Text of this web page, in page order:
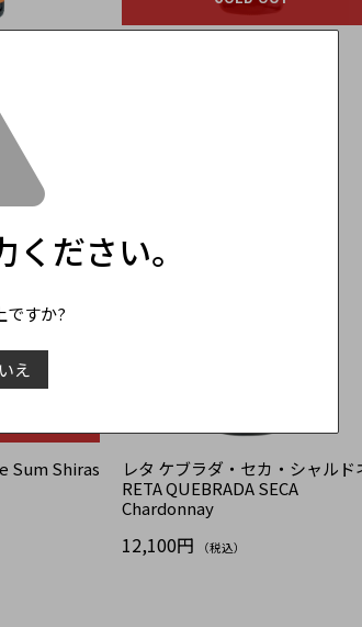
Sum Shiras
レタ ケブラダ・セカ・シャルド
RETA QUEBRADA SECA
Chardonnay
12,100円 （税込）
ださい。
ですか?
え